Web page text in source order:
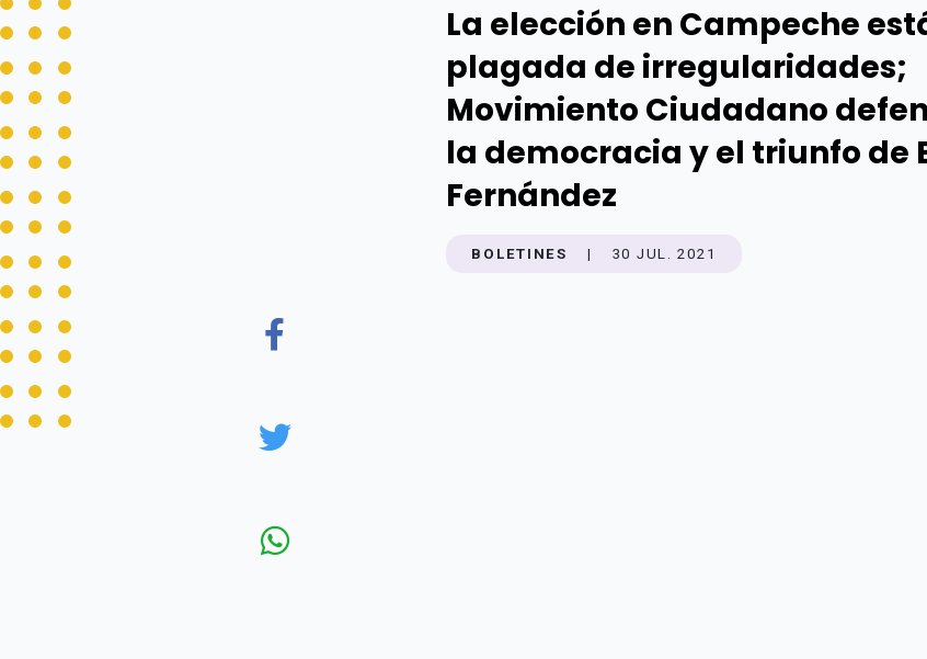
La elección en Campeche
plagada de irregularidades;
Movimiento Ciudadano
la democracia y el triunfo de
Fernández
BOLETINES | 30 JUL. 2021